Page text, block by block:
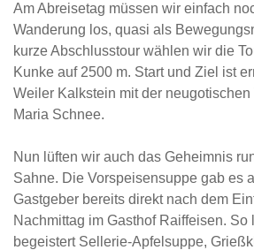
Am Abreisetag müssen wir einfach
Wanderung los, quasi als
kurze Abschlusstour wählen wir die
Kunke auf 2500 m. Start und Ziel ist
Weiler Kalkstein mit der
Maria Schnee.
Nun lüften wir auch das Geheimnis
Sahne. Die Vorspeisensuppe gab es
Gastgeber bereits direkt nach dem
Nachmittag im Gasthof Raiffeisen. So
begeistert Sellerie-Apfelsuppe,